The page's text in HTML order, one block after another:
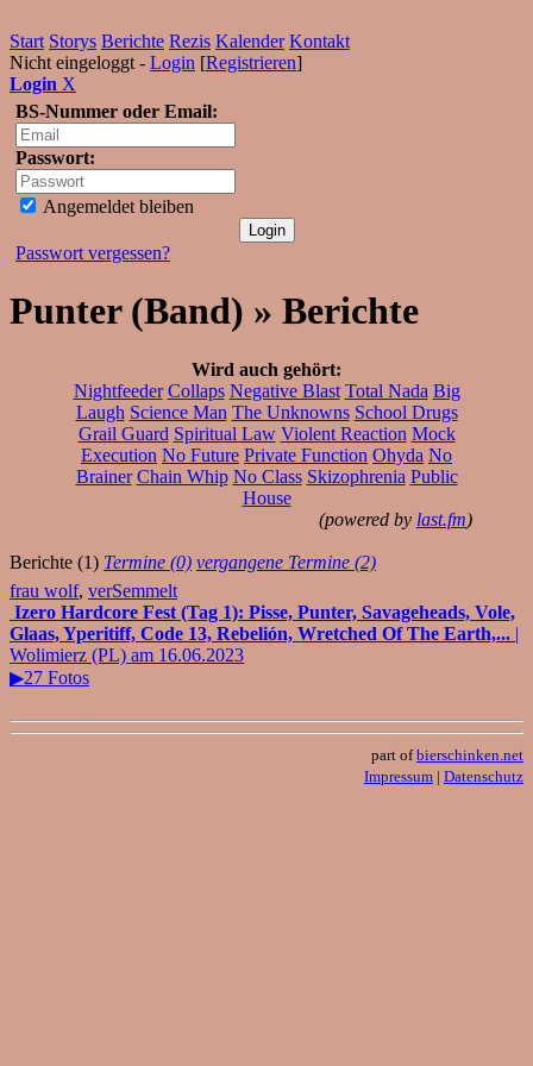
Start Storys Berichte Rezis Kalender Kontakt
Nicht eingeloggt - Login [Registrieren]
Login X
BS-Nummer oder Email:
Passwort:
Angemeldet bleiben
Passwort vergessen?
Punter (Band) » Berichte
Wird auch gehört:
Nightfeeder Collaps Negative Blast Total Nada Big
Laugh Science Man The Unknowns School Drugs
Grail Guard Spiritual Law Violent Reaction Mock
Execution No Future Private Function Ohyda No
Brainer Chain Whip No Class Skizophrenia Public
House
(powered by last.fm)
Berichte (1) Termine (0) vergangene Termine (2)
frau wolf, verSemmelt
Izero Hardcore Fest (Tag 1): Pisse, Punter, Savageheads, Vole,
Glaas, Yperitiff, Code 13, Rebelión, Wretched Of The Earth,... |
Wolimierz (PL) am 16.06.2023
▶27 Fotos
part ofbierschinken.net
Impressum | Datenschutz